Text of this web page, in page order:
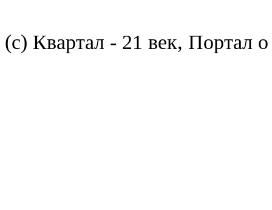
(с) Квартал - 21 век, Портал